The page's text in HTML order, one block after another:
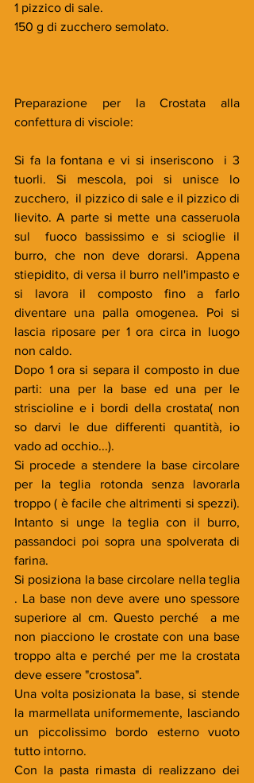
1 pizzico di sale.
150 g di zucchero semolato.
Preparazione per la Crostata alla
confettura di visciole:
Si fa la fontana e vi si inseriscono  i 3
tuorli. Si mescola, poi si unisce lo
zucchero,  il pizzico di sale e il pizzico di
lievito. A parte si mette una casseruola
sul  fuoco bassissimo e si scioglie il
burro, che non deve dorarsi. Appena
stiepidito, di versa il burro nell'impasto e
si lavora il composto fino a farlo
diventare una palla omogenea. Poi si
lascia riposare per 1 ora circa in luogo
non caldo.
Dopo 1 ora si separa il composto in due
parti: una per la base ed una per le
striscioline e i bordi della crostata( non
so darvi le due differenti quantità, io
vado ad occhio...).
Si procede a stendere la base circolare
per la teglia rotonda senza lavorarla
troppo ( è facile che altrimenti si spezzi).
Intanto si unge la teglia con il burro,
passandoci poi sopra una spolverata di
farina.
Si posiziona la base circolare nella teglia
. La base non deve avere uno spessore
superiore al cm. Questo perché  a me
non piacciono le crostate con una base
troppo alta e perché per me la crostata
deve essere "crostosa".
Una volta posizionata la base, si stende
la marmellata uniformemente, lasciando
un piccolissimo bordo esterno vuoto
tutto intorno.
Con la pasta rimasta di realizzano dei